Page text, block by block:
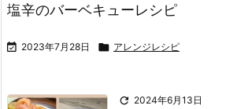
塩辛のバーベキューレシピ
 2023年7月28日  アレンジレシピ
 2024年6月13日